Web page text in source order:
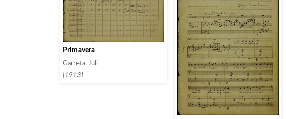
Primavera
Garreta, Juli
[1913]